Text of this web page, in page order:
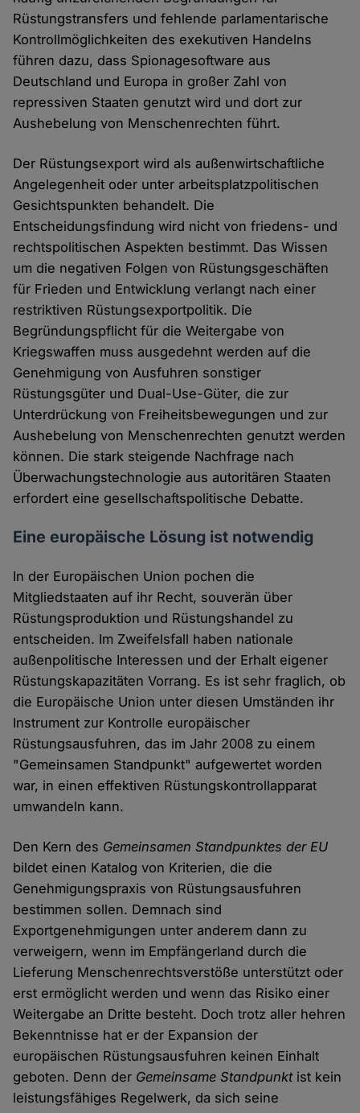
Rüstungstransfers und fehlende parlamentarische
Kontrollmöglichkeiten des exekutiven Handelns
führen dazu, dass Spionagesoftware aus
Deutschland und Europa in großer Zahl von
repressiven Staaten genutzt wird und dort zur
Aushebelung von Menschenrechten führt.
Der Rüstungsexport wird als außenwirtschaftliche
Angelegenheit oder unter arbeitsplatzpolitischen
Gesichtspunkten behandelt. Die
Entscheidungsfindung wird nicht von friedens- und
rechtspolitischen Aspekten bestimmt. Das Wissen
um die negativen Folgen von Rüstungsgeschäften
für Frieden und Entwicklung verlangt nach einer
restriktiven Rüstungsexportpolitik. Die
Begründungspflicht für die Weitergabe von
Kriegswaffen muss ausgedehnt werden auf die
Genehmigung von Ausfuhren sonstiger
Rüstungsgüter und Dual-Use-Güter, die zur
Unterdrückung von Freiheitsbewegungen und zur
Aushebelung von Menschenrechten genutzt werden
können. Die stark steigende Nachfrage nach
Überwachungstechnologie aus autoritären Staaten
erfordert eine gesellschaftspolitische Debatte.
Eine europäische Lösung ist notwendig
In der Europäischen Union pochen die
Mitgliedstaaten auf ihr Recht, souverän über
Rüstungsproduktion und Rüstungshandel zu
entscheiden. Im Zweifelsfall haben nationale
außenpolitische Interessen und der Erhalt eigener
Rüstungskapazitäten Vorrang. Es ist sehr fraglich, ob
die Europäische Union unter diesen Umständen ihr
Instrument zur Kontrolle europäischer
Rüstungsausfuhren, das im Jahr 2008 zu einem
"Gemeinsamen Standpunkt" aufgewertet worden
war, in einen effektiven Rüstungskontrollapparat
umwandeln kann.
Den Kern des Gemeinsamen Standpunktes der EU
bildet einen Katalog von Kriterien, die die
Genehmigungspraxis von Rüstungsausfuhren
bestimmen sollen. Demnach sind
Exportgenehmigungen unter anderem dann zu
verweigern, wenn im Empfängerland durch die
Lieferung Menschenrechtsverstöße unterstützt oder
erst ermöglicht werden und wenn das Risiko einer
Weitergabe an Dritte besteht. Doch trotz aller hehren
Bekenntnisse hat er der Expansion der
europäischen Rüstungsausfuhren keinen Einhalt
geboten. Denn der Gemeinsame Standpunktist kein
leistungsfähiges Regelwerk, da sich seine